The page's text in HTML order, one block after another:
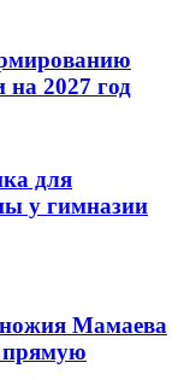
на 2027 год
для
у гимназии
Мамаева